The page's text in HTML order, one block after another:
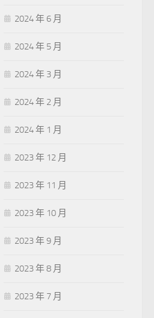
2024 年 6 月
2024 年 5 月
2024 年 3 月
2024 年 2 月
2024 年 1 月
2023 年 12 月
2023 年 11 月
2023 年 10 月
2023 年 9 月
2023 年 8 月
2023 年 7 月